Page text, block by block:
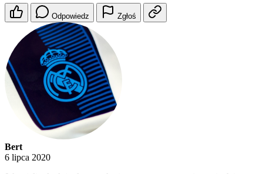
Odpowiedz Zgłoś
Bert
6 lipca 2020